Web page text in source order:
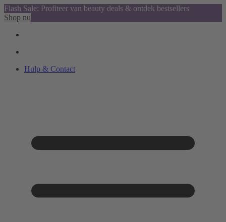
Flash Sale: Profiteer van beauty deals & ontdek bestsellers
Shop nu
Hulp & Contact